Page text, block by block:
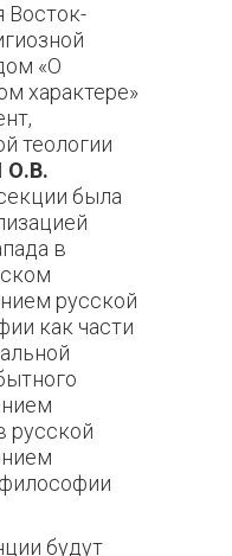
Восток-
«О
характере»
теологии
О.В.
была
в
русской
как части
русской
будут